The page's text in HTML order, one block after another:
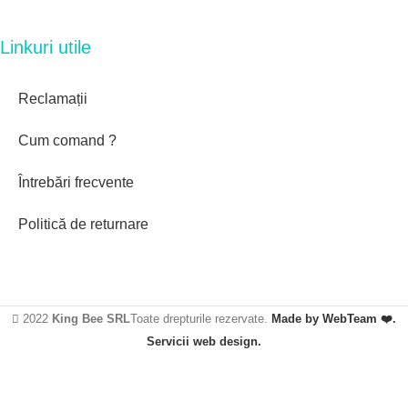
Linkuri utile
Reclamații
Cum comand ?
Întrebări frecvente
Politică de returnare
2022 King Bee SRLToate drepturile rezervate. Made by WebTeam ❤️.
Servicii web design.